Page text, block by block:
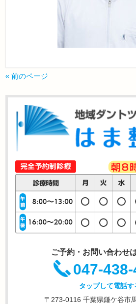
« 前のページ
ご予約・お問い合わせ
047-
タップして電話す
〒273-0116 千葉県鎌ケ谷市